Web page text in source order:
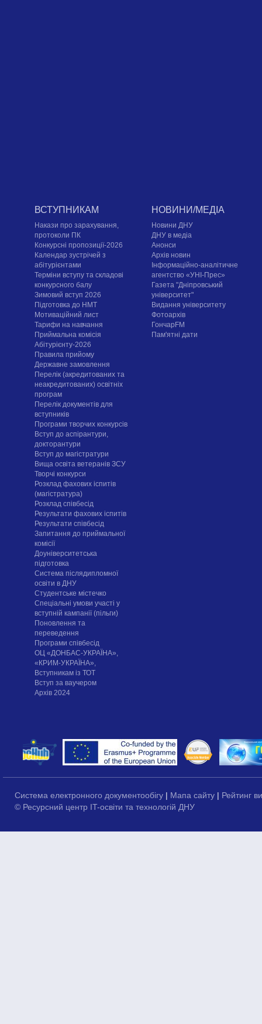
ВСТУПНИКАМ
Накази про зарахування,
протоколи ПК
Конкурсні пропозиції-2026
Календар зустрічей з
абітурієнтами
Терміни вступу та складові
конкурсного балу
Зимовий вступ 2026
Підготовка до НМТ
Мотиваційний лист
Тарифи на навчання
Приймальна комісія
Абітурієнту-2026
Правила прийому
Державне замовлення
Перелік (акредитованих та
неакредитованих) освітніх
програм
Перелік документів для
вступників
Програми творчих конкурсiв
Вступ до аспірантури,
докторантури
Вступ до магістратури
Вища освіта ветеранів ЗСУ
Творчі конкурси
Розклад фахових іспитів
(магістратура)
Розклад співбесід
Результати фахових іспитів
Результати співбесід
Запитання до приймальної
комісії
Доуніверситетська
підготовка
Система післядипломної
освіти в ДНУ
Cтудентське містечко
Спеціальні умови участі у
вступній кампанії (пільги)
Поновлення та
переведення
Програми співбесід
ОЦ «ДОНБАС-УКРАЇНА»,
«КРИМ-УКРАЇНА»,
Вступникам із ТОТ
Вступ за ваучером
Архів 2024
НОВИНИ/МЕДІА
Новини ДНУ
ДНУ в медіа
Анонси
Архів новин
Інформаційно-аналітичне
агентство «УНІ-Прес»
Газета "Дніпровський
університет"
Видання університету
Фотоархів
ГончарFM
Пам'ятні дати
Система електронного документообігу | Мапа сайту | Рейтинг
© Ресурсний центр IT-освіти та технологій ДНУ